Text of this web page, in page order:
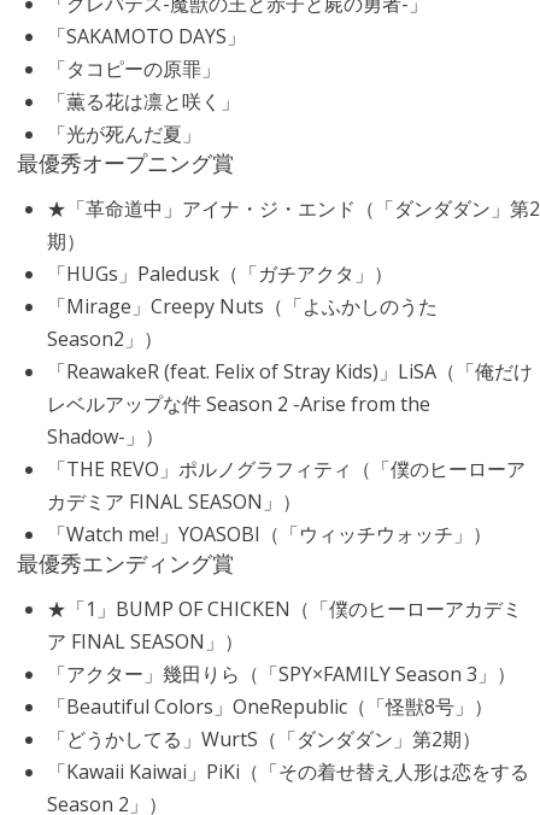
「SAKAMOTO DAYS」
「タコピーの原罪」
「薫る花は凛と咲く」
「光が死んだ夏」
最優秀オープニング賞
★「革命道中」アイナ・ジ・エンド（「ダンダダン」第2
期）
「HUGs」Paledusk（「ガチアクタ」）
「Mirage」Creepy Nuts（「よふかしのうた
Season2」）
「ReawakeR (feat. Felix of Stray Kids)」LiSA（「俺だけ
レベルアップな件 Season 2 -Arise from the
Shadow-」）
「THE REVO」ポルノグラフィティ（「僕のヒーローア
カデミア FINAL SEASON」）
「Watch me!」YOASOBI（「ウィッチウォッチ」）
最優秀エンディング賞
★「1」BUMP OF CHICKEN（「僕のヒーローアカデミ
ア FINAL SEASON」）
「アクター」幾田りら（「SPY×FAMILY Season 3」）
「Beautiful Colors」OneRepublic（「怪獣8号」）
「どうかしてる」WurtS（「ダンダダン」第2期）
「Kawaii Kaiwai」PiKi（「その着せ替え人形は恋をする
Season 2」）